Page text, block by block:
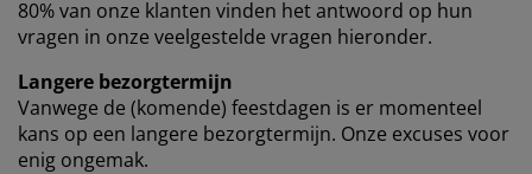
80% van onze klanten vinden het antwoord op hun
vragen in onze veelgestelde vragen hieronder.
Langere bezorgtermijn
Vanwege de (komende) feestdagen is er momenteel
kans op een langere bezorgtermijn. Onze excuses voor
enig ongemak.